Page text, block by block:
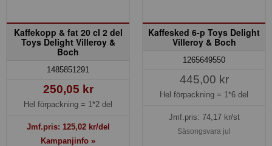
Kaffekopp & fat 20 cl 2 del
Toys Delight Villeroy &
Boch
1485851291
250,05 kr
Hel förpackning = 1*2 del
Jmf.pris: 125,02kr/del
Kampanjinfo »
Kaffesked 6-p Toys Delight
Villeroy & Boch
1265649550
445,00 kr
Hel förpackning = 1*6 del
Jmf.pris: 74,17kr/st
Säsongsvara jul